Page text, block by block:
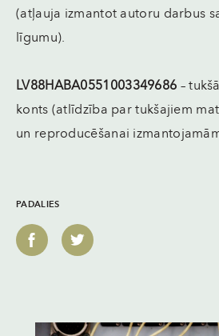
(atļauja izmantot autoru darbus
līgumu).
LV88HABA0551003349686 –
konts (atlīdzība par tukšajiem
un reproducēšanai
PADALIES